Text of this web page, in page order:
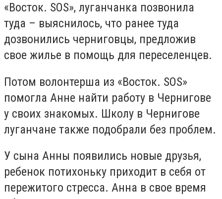
«Восток. SOS», луганчанка позвонила
туда – выяснилось, что ранее туда
дозвонились черниговцы, предложив
свое жилье в помощь для переселенцев.
Потом волонтерша из «Восток. SOS»
помогла Анне найти работу в Чернигове
у своих знакомых. Школу в Чернигове
луганчане также подобрали без проблем.
У сына Анны появились новые друзья,
ребенок потихоньку приходит в себя от
пережитого стресса. Анна в свое время